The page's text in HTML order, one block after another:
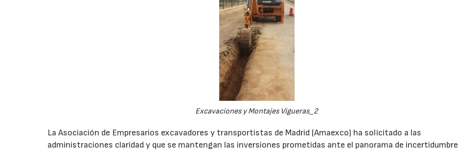
Excavaciones y Montajes Vigueras_2
La Asociación de Empresarios excavadores y transportistas de Madrid (Amaexco) ha solicitado a las
administraciones claridad y que se mantengan las inversiones prometidas ante el panorama de incertidumbre